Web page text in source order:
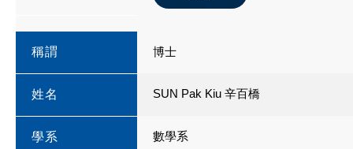
稱謂 博士
姓名 SUN Pak Kiu 辛百橋
學系 數學系